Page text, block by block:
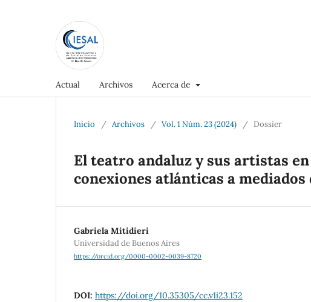
Actual Archivos Acerca de
Inicio / Archivos / Vol. 1 Núm. 23 (2024) / Dossier
El teatro andaluz y sus artistas
conexiones atlánticas a mediados
Gabriela Mitidieri
Universidad de Buenos Aires
https://orcid.org/0000-0002-0039-8720
DOI: https://doi.org/10.35305/cc.v1i23.152